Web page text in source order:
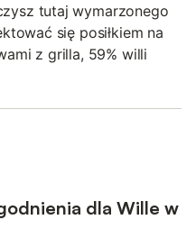
tutaj wymarzonego
się posiłkiem na
z grilla, 59% willi
dla Wille w